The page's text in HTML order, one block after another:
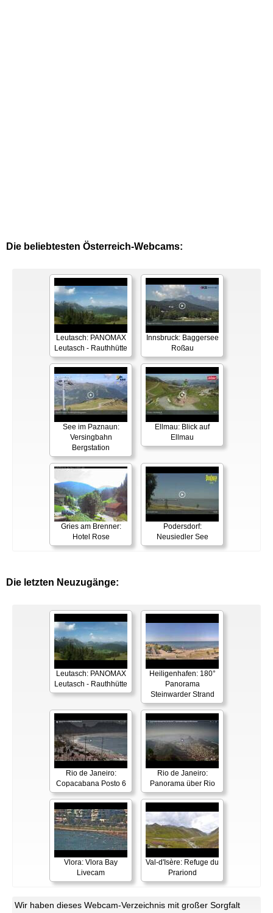
Die beliebtesten Österreich-Webcams:
Leutasch: PANOMAX
Leutasch - Rauthhütte
Innsbruck: Baggersee
Roßau
See im Paznaun:
Versingbahn
Bergstation
Ellmau: Blick auf
Ellmau
Gries am Brenner:
Hotel Rose
Podersdorf:
Neusiedler See
Die letzten Neuzugänge:
Leutasch: PANOMAX
Leutasch - Rauthhütte
Heiligenhafen: 180°
Panorama
Steinwarder Strand
Rio de Janeiro:
Copacabana Posto 6
Rio de Janeiro:
Panorama über Rio
Vlora: Vlora Bay
Livecam
Val-d'Isère: Refuge du
Prariond
Wir haben dieses Webcam-Verzeichnis mit großer Sorgfalt